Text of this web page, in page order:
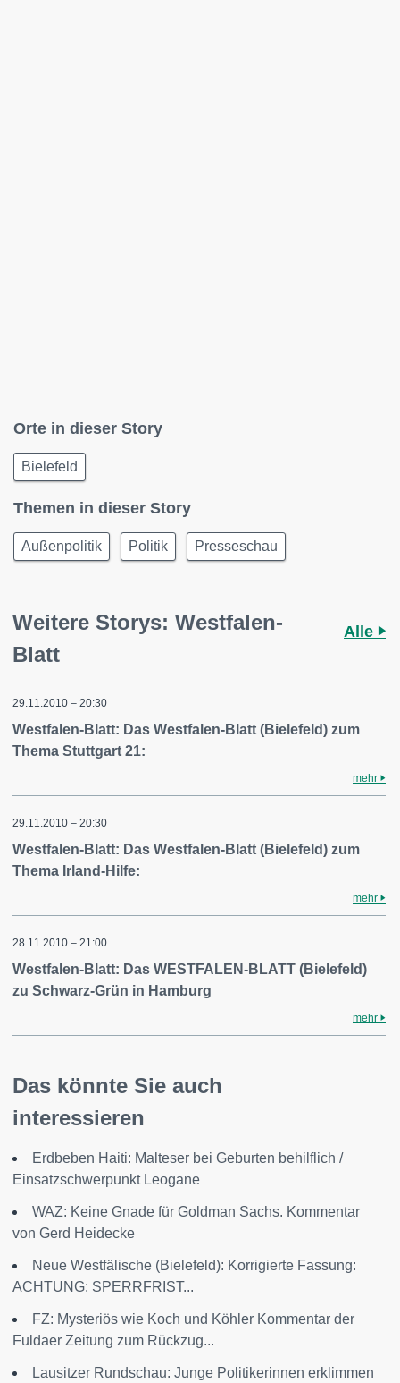
Orte in dieser Story
Bielefeld
Themen in dieser Story
Außenpolitik Politik Presseschau
Weitere Storys: Westfalen-
Blatt
Alle
29.11.2010 – 20:30
Westfalen-Blatt: Das Westfalen-Blatt (Bielefeld) zum
Thema Stuttgart 21:
mehr
29.11.2010 – 20:30
Westfalen-Blatt: Das Westfalen-Blatt (Bielefeld) zum
Thema Irland-Hilfe:
mehr
28.11.2010 – 21:00
Westfalen-Blatt: Das WESTFALEN-BLATT (Bielefeld)
zu Schwarz-Grün in Hamburg
mehr
Das könnte Sie auch
interessieren
Erdbeben Haiti: Malteser bei Geburten behilflich /
Einsatzschwerpunkt Leogane
WAZ: Keine Gnade für Goldman Sachs. Kommentar
von Gerd Heidecke
Neue Westfälische (Bielefeld): Korrigierte Fassung:
ACHTUNG: SPERRFRIST...
FZ: Mysteriös wie Koch und Köhler Kommentar der
Fuldaer Zeitung zum Rückzug...
Lausitzer Rundschau: Junge Politikerinnen erklimmen